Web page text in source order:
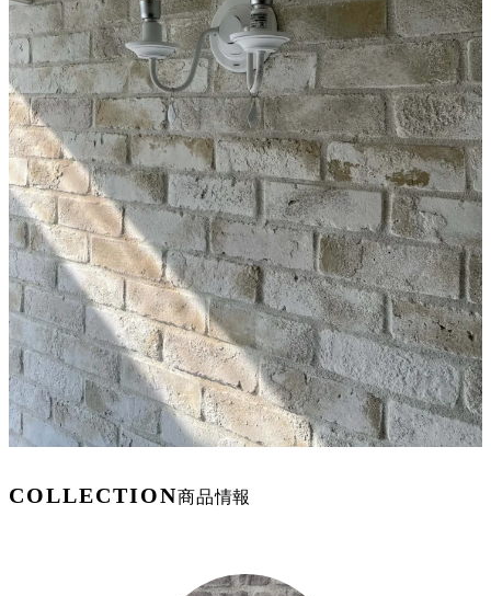
COLLECTION商品情報